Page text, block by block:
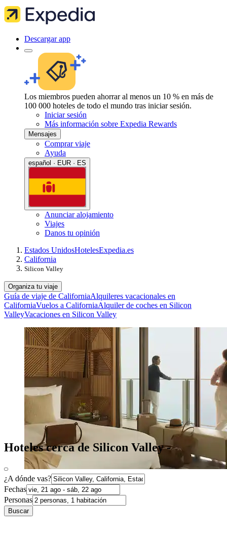
Descargar app
Los miembros pueden ahorrar al menos un 10 % en más de
100 000 hoteles de todo el mundo tras iniciar sesión.
Iniciar sesión
Más información sobre Expedia Rewards
Mensajes
Comprar viaje
Ayuda
español · EUR · ES
Anunciar alojamiento
Viajes
Danos tu opinión
Estados UnidosHotelesExpedia.es
California
Silicon Valley
Organiza tu viaje
Guía de viaje de CaliforniaAlquileres vacacionales en
CaliforniaVuelos a CaliforniaAlquiler de coches en Silicon
ValleyVacaciones en Silicon Valley
Hoteles cerca de Silicon Valley -
¿A dónde vas?
Fechas
Personas
Buscar